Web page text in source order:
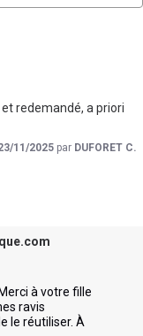
redemandé, a priori
11/2025 par DUFORET C.
à votre fille
ravis
le réutiliser. À